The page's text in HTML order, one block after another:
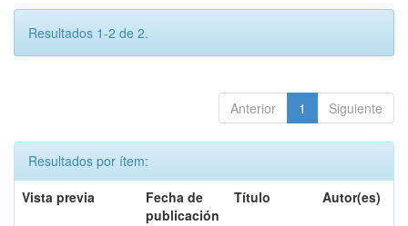
Resultados 1-2 de 2.
Anterior 1 Siguiente
Resultados por ítem:
Vista previa
Fecha de
publicación
Título Autor(es)